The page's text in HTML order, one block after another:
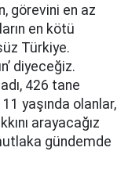
görevini en az
en kötü
Türkiye.
diyeceğiz.
426 tane
yaşında olanlar,
arayacağız
gündemde